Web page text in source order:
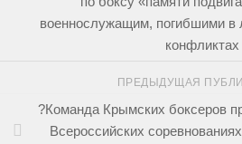
военнослужащим, погибшими в
конфликтах
ПРЕДЫДУЩАЯ
?Команда Крымских боксеров
Всероссийских